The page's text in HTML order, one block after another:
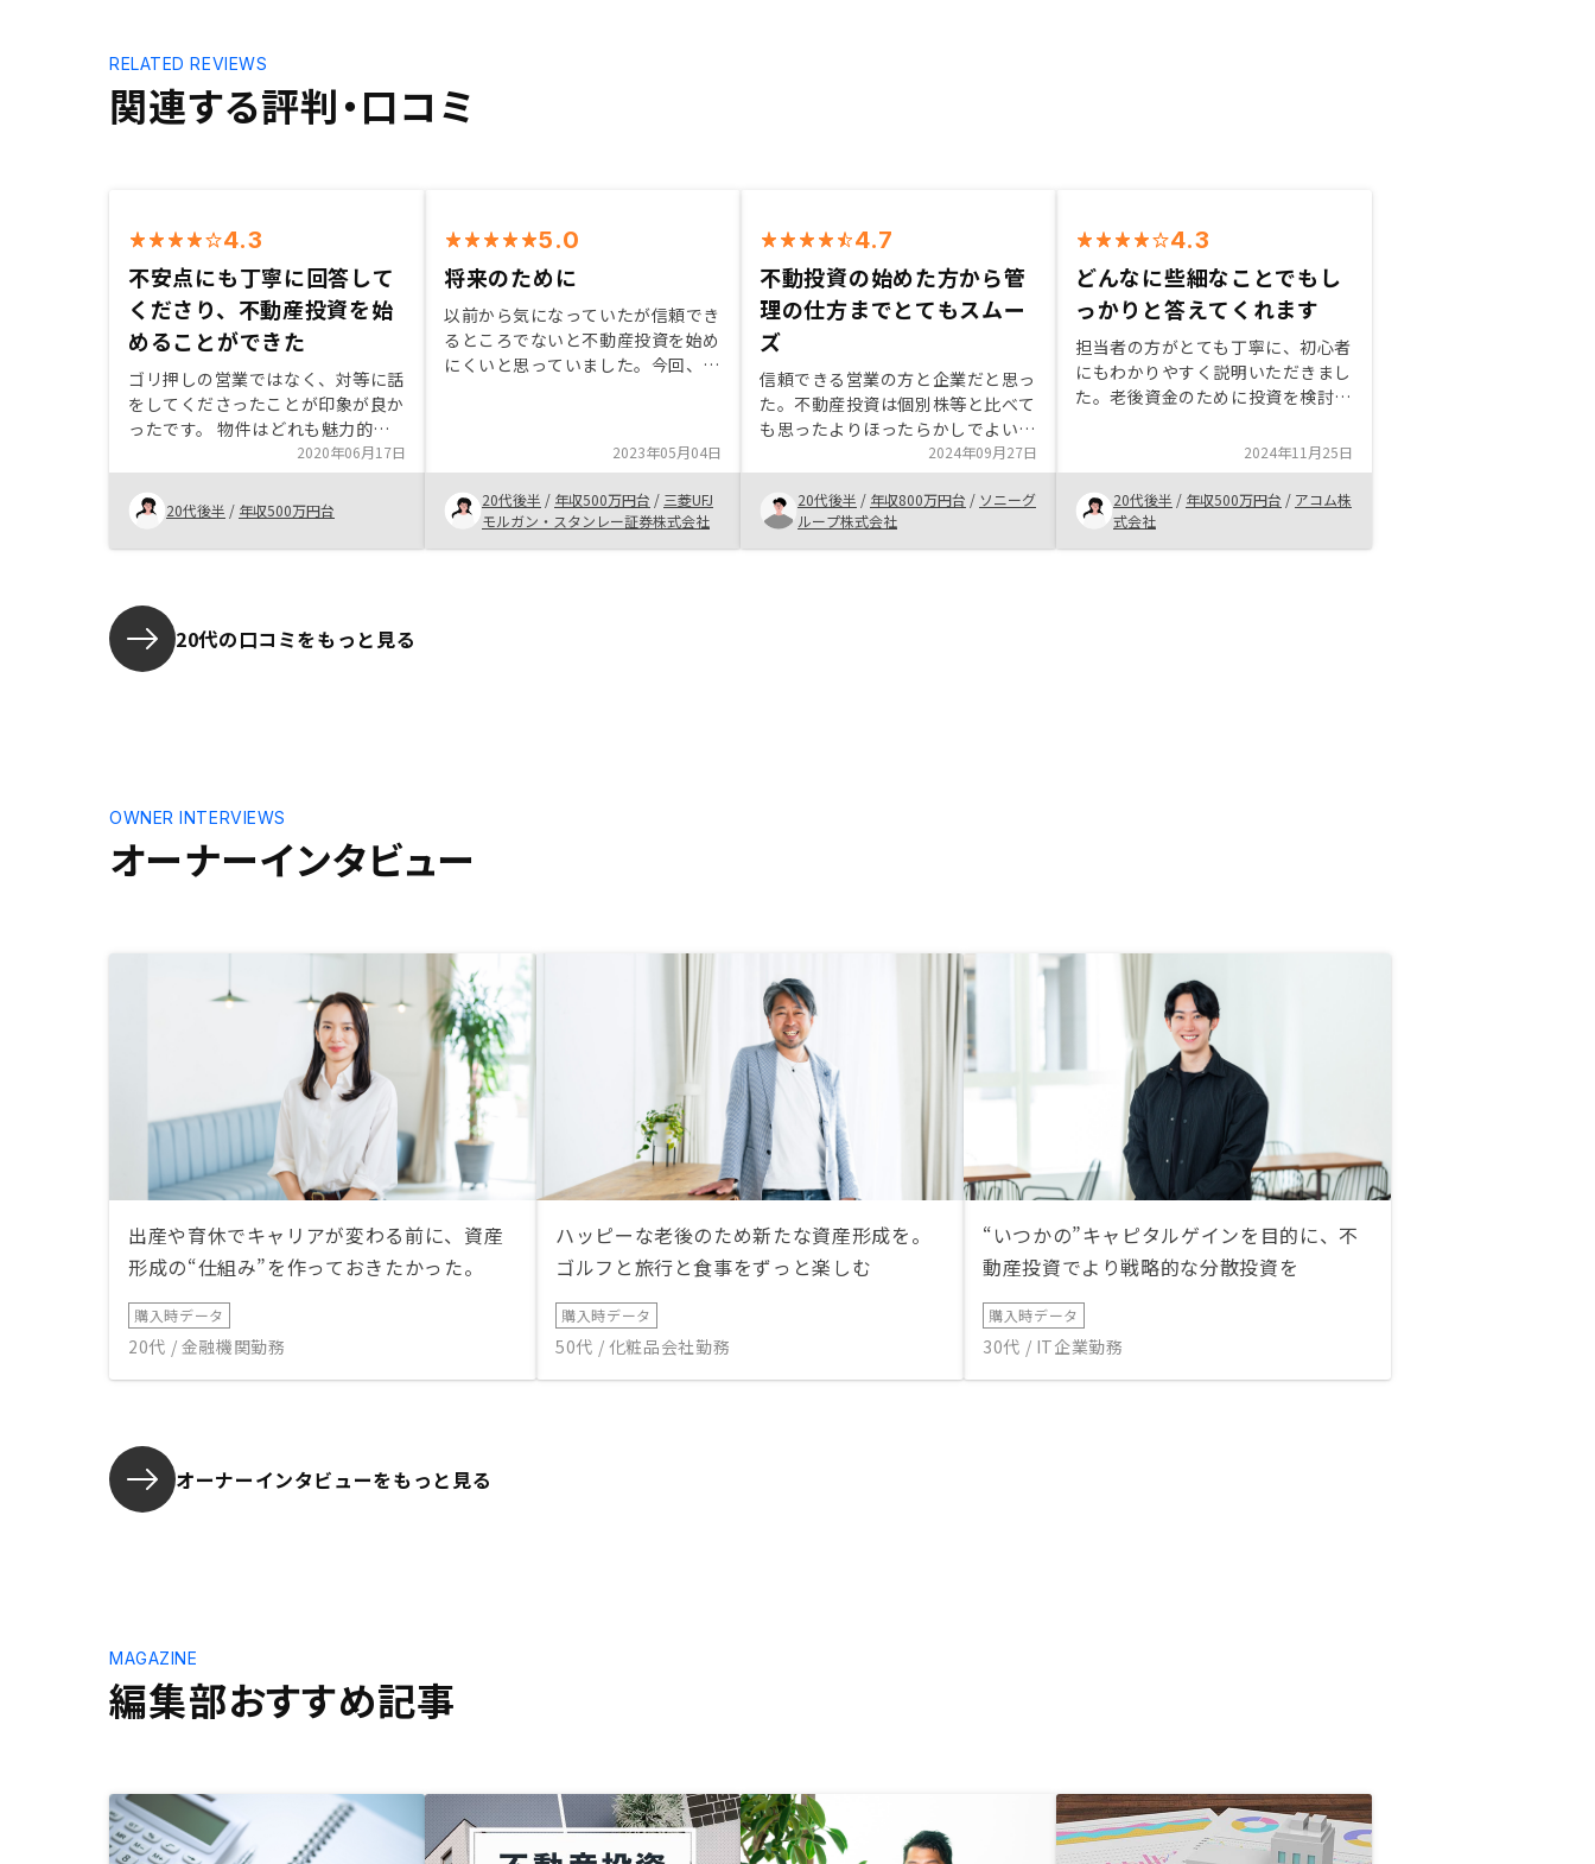
関連する評判・口コミ
RELATED REVIEWS
4.3
不安点にも丁寧に回答して
くださり、不動産投資を始
めることができた
ゴリ押しの営業ではなく、対等に話
をしてくださったことが印象が良か
ったです。 物件はどれも魅力的で
した。 契約前不安になりたくさん
のことを質問しましたが、いつも丁
寧に回答してくださり、また対面で
の回答も提案してくださりと納得し
て購入が出来ました。・事務能力。
ミレーションのサイトの条件が個人
でいじれるようになると嬉しいで
す！（特に金利とか）
2020年06月17日
20代後半 / 年収500万円台
5.0
将来のために
以前から気になっていたが信頼でき
るところでないと不動産投資を始め
にくいと思っていました。今回、説
検討することができました。
2023年05月04日
20代後半 / 年収500万円台 / 三菱UFJ
モルガン・スタンレー証券株式会社
4.7
不動投資の始めた方から管
理の仕方までとてもスムー
ズ
信頼できる営業の方と企業だと思っ
た。不動産投資は個別株等と比べて
も思ったよりほったらかしでよいの
だと思った。 資産管理や必要な手
続きがスムーズでアプリも使いやす
いと思う。 リスクはきちんと理解
しつつも早めにやっておいたほうが
良いと思ったので始めた。
2024年09月27日
20代後半 / 年収800万円台 / ソニーグ
ループ株式会社
4.3
どんなに些細なことでもし
っかりと答えてくれます
担当者の方がとても丁寧に、初心者
にもわかりやすく説明いただきまし
た。老後資金のために投資を検討し
NISAなどの投資の場合・不動産投
資の場合、それぞれにかかる費用を
比較しながらでしたので、非常に理
解しやすかったです。どんな小さな
質問でも、些細なことでも、こちら
2024年11月25日
20代後半 / 年収500万円台 / アコム株
式会社
20代の口コミをもっと見る
オーナーインタビュー
OWNER INTERVIEWS
出産や育休でキャリアが変わる前に、資産
形成の“仕組み”を作っておきたかった。
購入時データ
20代 / 金融機関勤務
ハッピーな老後のため新たな資産形成を。
ゴルフと旅行と食事をずっと楽しむ
購入時データ
50代 / 化粧品会社勤務
“いつかの”キャピタルゲインを目的に、不
動産投資でより戦略的な分散投資を
購入時データ
30代 / IT企業勤務
オーナーインタビューをもっと見る
編集部おすすめ記事
MAGAZINE